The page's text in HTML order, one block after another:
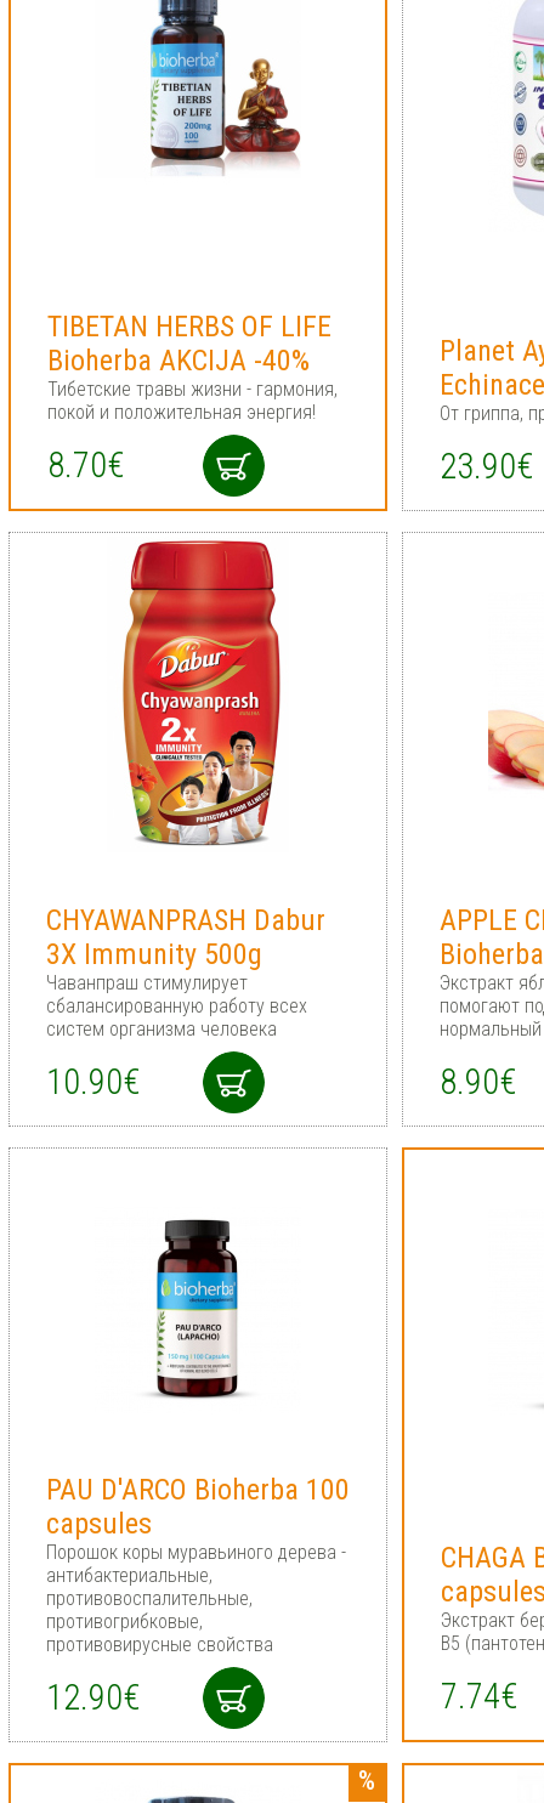
TIBETAN HERBS OF LIFE
Bioherba AKCIJA -40%
Тибетские травы жизни - гармония,
покой и положительная энергия!
8.70€
Planet
От гриппа,
23.90€
CHYAWANPRASH Dabur
3X Immunity 500g
Чаванпраш стимулирует
сбалансированную работу всех
систем организма человека
10.90€
APPLE
Экстракт
помогают
8.90€
PAU D'ARCO Bioherba 100
capsules
Порошок коры муравьиного дерева -
антибактериальные,
противовоспалительные,
противогрибковые,
противовирусные свойства
12.90€
CHAGA
Экстракт
В5
7.74€